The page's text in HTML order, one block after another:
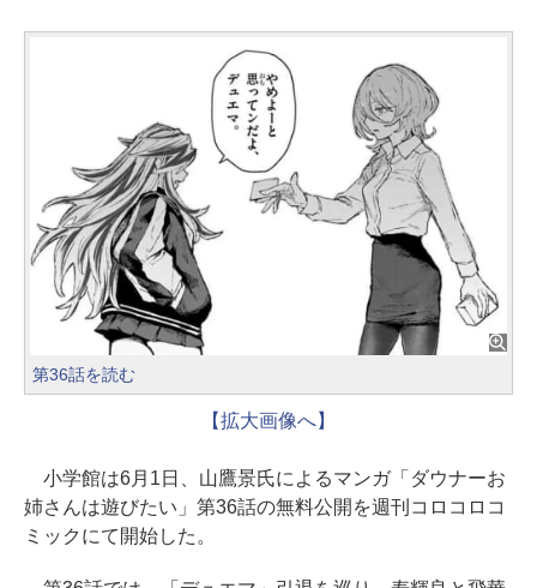
第36話を読む
【拡大画像へ】
小学館は6月1日、山鷹景氏によるマンガ「ダウナーお
姉さんは遊びたい」第36話の無料公開を週刊コロコロコ
ミックにて開始した。